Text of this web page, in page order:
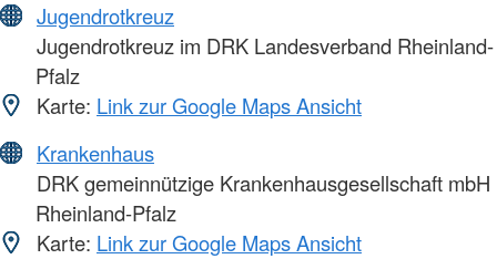
Jugendrotkreuz
Jugendrotkreuz im DRK Landesverband Rheinland-
Pfalz
Karte: Link zur Google Maps Ansicht
Krankenhaus
DRK gemeinnützige Krankenhausgesellschaft mbH
Rheinland-Pfalz
Karte: Link zur Google Maps Ansicht